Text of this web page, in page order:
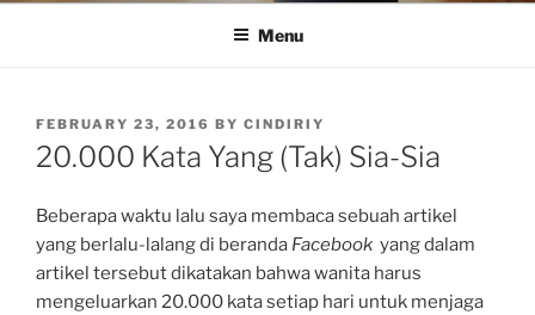
Menu
POSTED
ON
FEBRUARY 23, 2016 BY CINDIRIY
20.000 Kata Yang (Tak) Sia-Sia
Beberapa waktu lalu saya membaca sebuah artikel
yang berlalu-lalang di beranda Facebook yang dalam
artikel tersebut dikatakan bahwa wanita harus
mengeluarkan 20.000 kata setiap hari untuk menjaga